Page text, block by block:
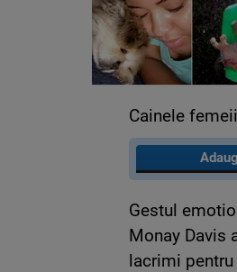
Cainele
Gestul
Monay Davis
lacrimi